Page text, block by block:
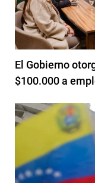
El Gobierno
$100.000 a